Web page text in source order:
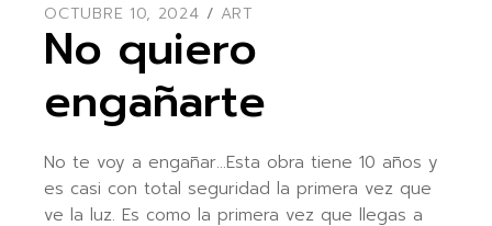
OCTUBRE 10, 2024 ART
No quiero
engañarte
No te voy a engañar…Esta obra tiene 10 años y
es casi con total seguridad la primera vez que
ve la luz. Es como la primera vez que llegas a